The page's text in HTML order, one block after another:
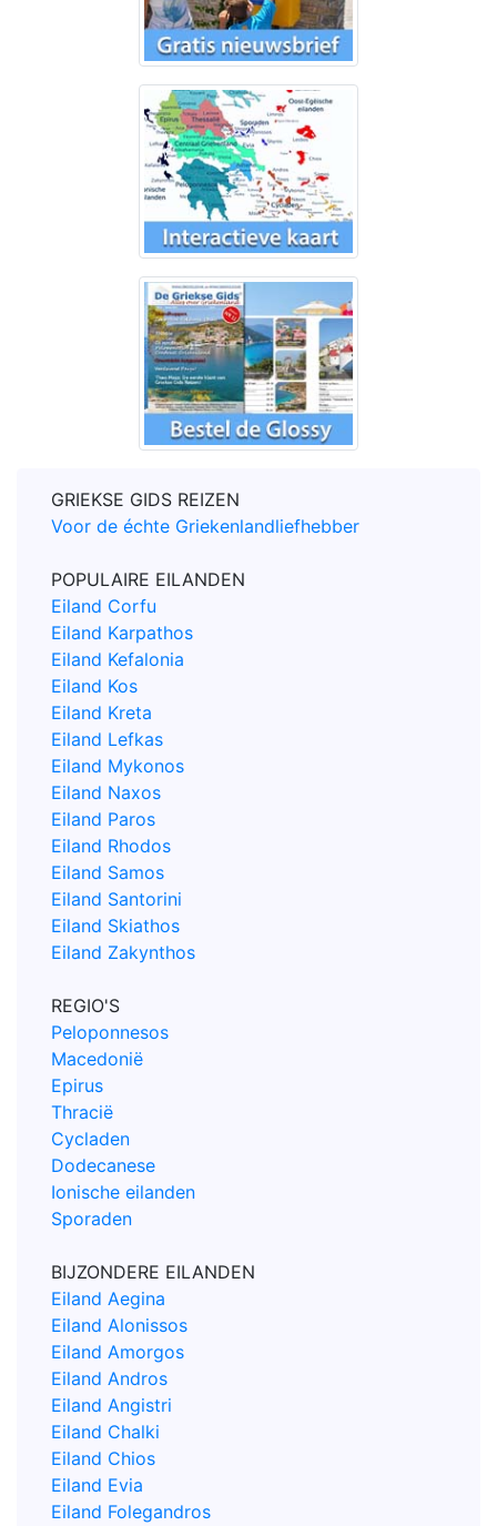
GRIEKSE GIDS REIZEN
Voor de échte Griekenlandliefhebber
POPULAIRE EILANDEN
Eiland Corfu
Eiland Karpathos
Eiland Kefalonia
Eiland Kos
Eiland Kreta
Eiland Lefkas
Eiland Mykonos
Eiland Naxos
Eiland Paros
Eiland Rhodos
Eiland Samos
Eiland Santorini
Eiland Skiathos
Eiland Zakynthos
REGIO'S
Peloponnesos
Macedonië
Epirus
Thracië
Cycladen
Dodecanese
Ionische eilanden
Sporaden
BIJZONDERE EILANDEN
Eiland Aegina
Eiland Alonissos
Eiland Amorgos
Eiland Andros
Eiland Angistri
Eiland Chalki
Eiland Chios
Eiland Evia
Eiland Folegandros